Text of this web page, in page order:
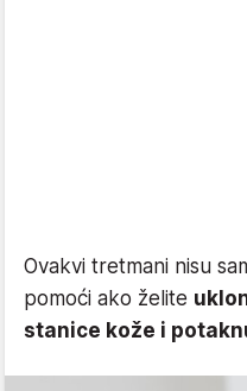
Ovakvi tretmani nisu
pomoći ako želite
stanice kože i